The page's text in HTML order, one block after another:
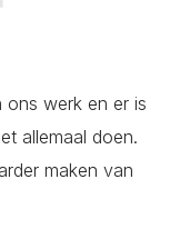
ons werk en er is
allemaal doen.
maken van